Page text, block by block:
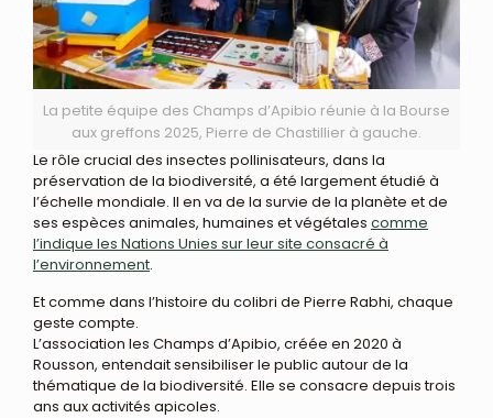
La petite équipe des Champs d’Apibio réunie à la Bourse
aux greffons 2025, Pierre de Chastillier à gauche.
Le rôle crucial des insectes pollinisateurs, dans la
préservation de la biodiversité, a été largement étudié à
l’échelle mondiale. Il en va de la survie de la planète et de
ses espèces animales, humaines et végétales comme
l’indique les Nations Unies sur leur site consacré à
l’environnement.
Et comme dans l’histoire du colibri de Pierre Rabhi, chaque
geste compte.
L’association les Champs d’Apibio, créée en 2020 à
Rousson, entendait sensibiliser le public autour de la
thématique de la biodiversité. Elle se consacre depuis trois
ans aux activités apicoles.